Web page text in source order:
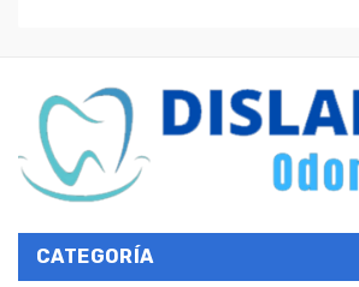
CATEGORÍA